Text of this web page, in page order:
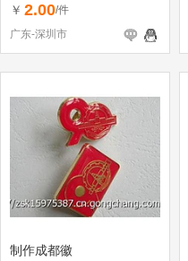
￥ 2.00/件
广东-深圳市
制作成都徽